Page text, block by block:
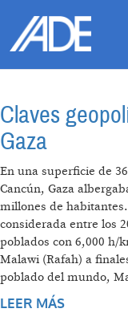
Claves
Gaza
En una superficie de
Cancún, Gaza
millones de
considerada entre los
poblados con 6,000 h/
Malawi (Rafah) a
poblado del mundo,
LEER MÁS